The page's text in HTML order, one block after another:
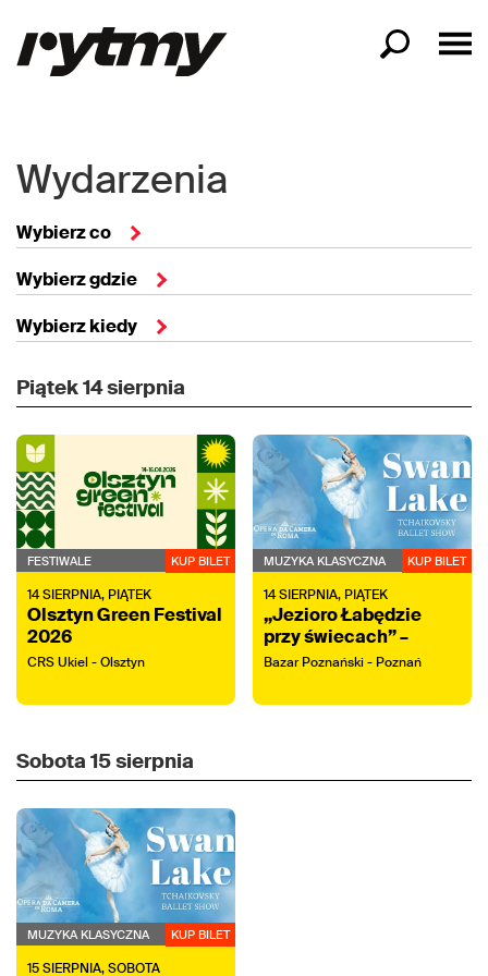
Wydarzenia
Wybierz co
Wybierz gdzie
Wybierz kiedy
Piątek14 sierpnia
FESTIWALE KUP BILET
14SIERPNIA, PIĄTEK
Olsztyn Green Festival
2026
CRS Ukiel - Olsztyn
MUZYKA KLASYCZNA KUP BILET
14SIERPNIA, PIĄTEK
„Jezioro Łabędzie
przy świecach” –
koncert z tańcem na
Bazar Poznański - Poznań
Sobota 15 sierpnia
MUZYKA KLASYCZNA KUP BILET
15SIERPNIA,SOBOTA